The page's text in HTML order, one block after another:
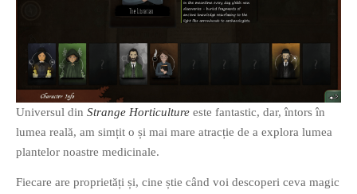
Universul din Strange Horticulture este fantastic, dar, întors în
lumea reală, am simțit o și mai mare atracție de a explora lumea
plantelor noastre medicinale.
Fiecare are proprietăți și, cine știe când voi descoperi ceva magic